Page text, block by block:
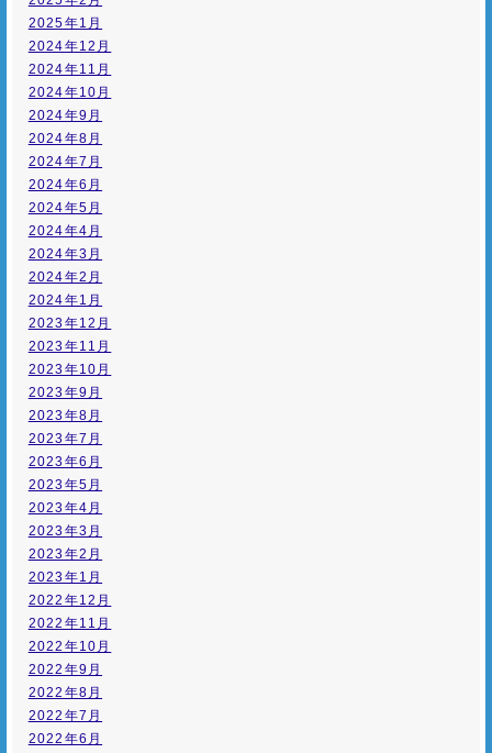
2025年1月
2024年12月
2024年11月
2024年10月
2024年9月
2024年8月
2024年7月
2024年6月
2024年5月
2024年4月
2024年3月
2024年2月
2024年1月
2023年12月
2023年11月
2023年10月
2023年9月
2023年8月
2023年7月
2023年6月
2023年5月
2023年4月
2023年3月
2023年2月
2023年1月
2022年12月
2022年11月
2022年10月
2022年9月
2022年8月
2022年7月
2022年6月